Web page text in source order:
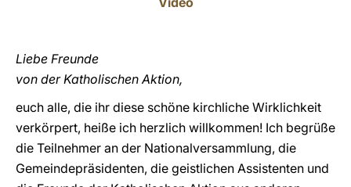
Liebe Freunde
von der Katholischen Aktion,
euch alle, die ihr diese schöne kirchliche Wirklichkeit
verkörpert, heiße ich herzlich willkommen! Ich begrüße
die Teilnehmer an der Nationalversammlung, die
Gemeindepräsidenten, die geistlichen Assistenten und